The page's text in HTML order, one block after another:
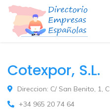
Cotexpor, S.L.
Direccion: C/ San Benito, 1, C
+34 965 20 74 64